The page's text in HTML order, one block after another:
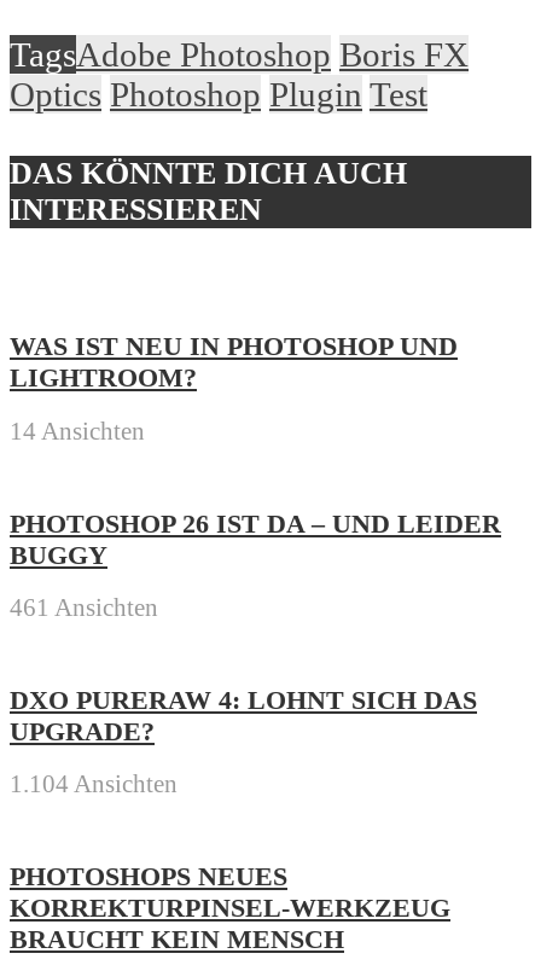
TagsAdobe Photoshop Boris FX
Optics Photoshop Plugin Test
DAS KÖNNTE DICH AUCH
INTERESSIEREN
WAS IST NEU IN PHOTOSHOP UND
LIGHTROOM?
14 Ansichten
PHOTOSHOP 26 IST DA – UND LEIDER
BUGGY
461 Ansichten
DXO PURERAW 4: LOHNT SICH DAS
UPGRADE?
1.104 Ansichten
PHOTOSHOPS NEUES
KORREKTURPINSEL-WERKZEUG
BRAUCHT KEIN MENSCH